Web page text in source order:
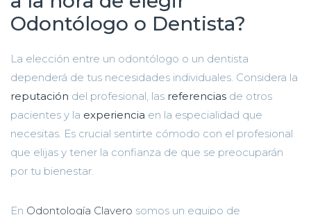
Odontólogo o Dentista?
La elección entre un odontólogo o un dentista
dependerá de tus necesidades individuales. Considera la
reputación del profesional, las referencias de otros
pacientes y la experiencia en la especialidad que
necesitas. Es crucial sentirte cómodo con el profesional
que elijas y tener la confianza de que se preocuparán
por tu bienestar.
En Odontología Clavero somos un equipo de